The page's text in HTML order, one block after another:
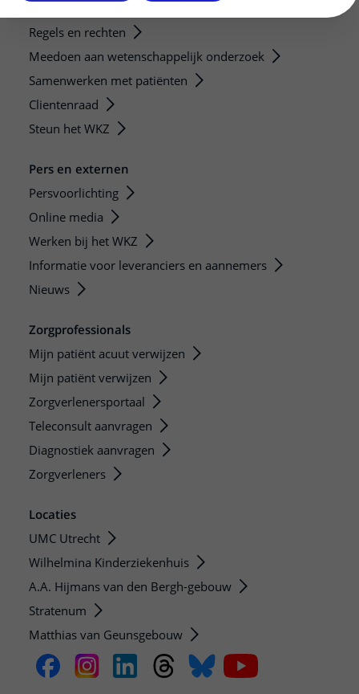
Regels en rechten
Meedoen aan wetenschappelijk onderzoek
Samenwerken met patiënten
Clientenraad
Steun het WKZ
Pers en externen
Persvoorlichting
Online media
Werken bij het WKZ
Informatie voor leveranciers en aannemers
Nieuws
Zorgprofessionals
Mijn patiënt acuut verwijzen
Mijn patiënt verwijzen
Zorgverlenersportaal
Teleconsult aanvragen
Diagnostiek aanvragen
Zorgverleners
Locaties
UMC Utrecht
Wilhelmina Kinderziekenhuis
A.A. Hijmans van den Bergh-gebouw
Stratenum
Matthias van Geunsgebouw